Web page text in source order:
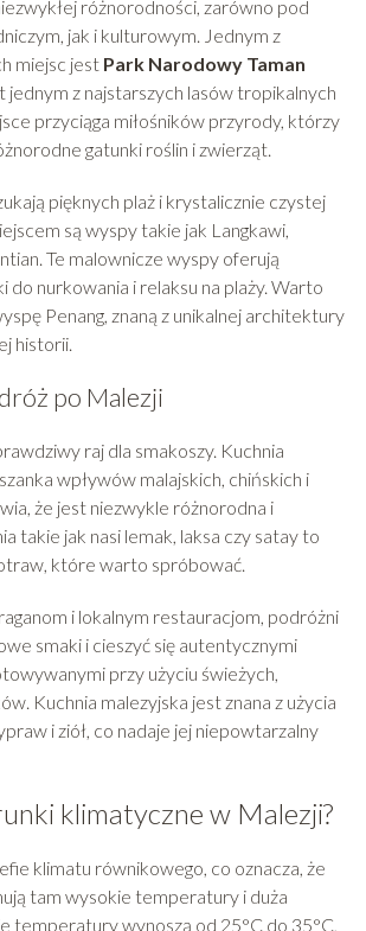
różnorodności, zarówno pod
jak i kulturowym. Jednym z
miejsc jest Park Narodowy Taman
jednym z najstarszych lasów tropikalnych
przyciąga miłośników przyrody, którzy
gatunki roślin i zwierząt.
pięknych plaż i krystalicznie czystej
są wyspy takie jak Langkawi,
Te malownicze wyspy oferują
do nurkowania i relaksu na plaży. Warto
Penang, znaną z unikalnej architektury
historii.
po Malezji
raj dla smakoszy. Kuchnia
wpływów malajskich, chińskich i
że jest niezwykle różnorodna i
takie jak nasi lemak, laksa czy satay to
które warto spróbować.
i lokalnym restauracjom, podróżni
smaki i cieszyć się autentycznymi
przy użyciu świeżych,
Kuchnia malezyjska jest znana z użycia
i ziół, co nadaje jej niepowtarzalny
klimatyczne w Malezji?
klimatu równikowego, co oznacza, że
tam wysokie temperatury i duża
temperatury wynoszą od 25°C do 35°C,